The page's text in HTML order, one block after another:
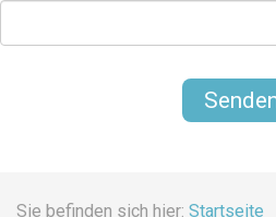
Sie befinden sich hier: Startseite